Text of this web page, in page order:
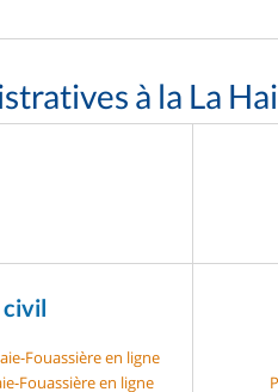
à la La
civil
Fouassière en ligne
Fouassière en ligne